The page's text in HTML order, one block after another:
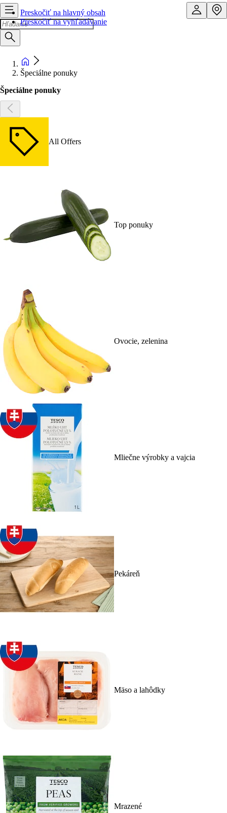
Preskočiť na hlavný obsah
Preskočiť na vyhľadávanie
Špeciálne ponuky
Špeciálne ponuky
All Offers
Top ponuky
Ovocie, zelenina
Mliečne výrobky a vajcia
Pekáreň
Mäso a lahôdky
Mrazené